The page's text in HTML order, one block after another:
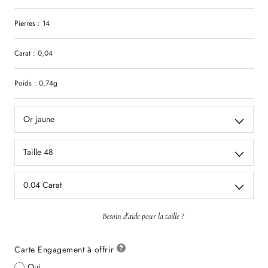
Pierres : 14
Carat : 0,04
Poids : 0,74g
Or jaune
Taille 48
0.04 Carat
Besoin d'aide pour la taille ?
Carte Engagement à offrir